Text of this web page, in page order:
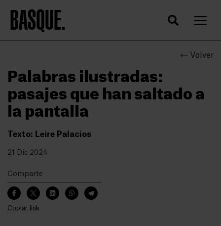
BASQUE.
Volver
Palabras ilustradas:
pasajes que han saltado a
la pantalla
Texto: Leire Palacios
21 Dic 2024
Comparte
Copiar link